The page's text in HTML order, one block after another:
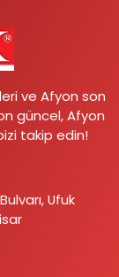
ve Afyon son
güncel, Afyon
takip edin!
Ufuk